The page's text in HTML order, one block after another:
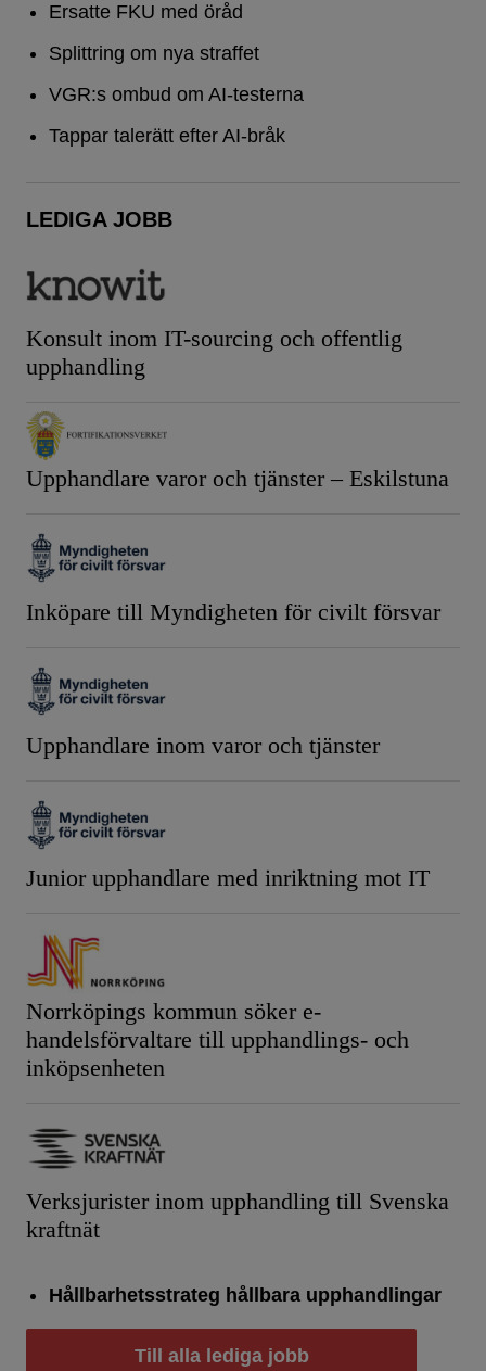
Ersatte FKU med öråd
Splittring om nya straffet
VGR:s ombud om AI-testerna
Tappar talerätt efter AI-bråk
LEDIGA JOBB
Konsult inom IT-sourcing och offentlig
upphandling
Upphandlare varor och tjänster – Eskilstuna
Inköpare till Myndigheten för civilt försvar
Upphandlare inom varor och tjänster
Junior upphandlare med inriktning mot IT
Norrköpings kommun söker e-
handelsförvaltare till upphandlings- och
inköpsenheten
Verksjurister inom upphandling till Svenska
kraftnät
Hållbarhetsstrateg hållbara upphandlingar
Till alla lediga jobb